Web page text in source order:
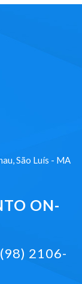
São Luís - MA
ON-
2106-